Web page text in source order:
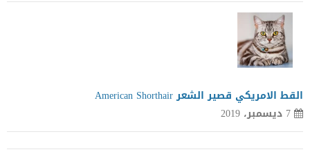
القط الامريكي قصير الشعر American Shorthair
7 ديسمبر، 2019